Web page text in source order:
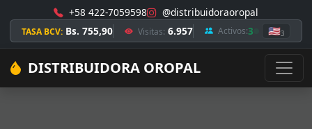
+58 422-7059598 @distribuidoraoropal
TASA BCV: Bs. 755,90 Visitas: 6.957 Activos:3 🇺🇸3
DISTRIBUIDORA OROPAL